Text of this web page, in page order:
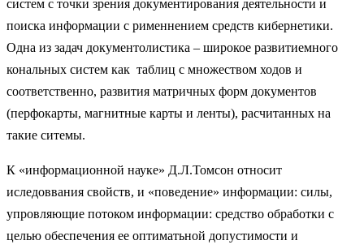
систем с точки зрения документирования деятельности и
поиска информации с рименнением средств кибернетики.
Одна из задач документолистика – широкое развитиемного
кональных систем как таблиц с множеством ходов и
соответственно, развития матричных форм документов
(перфокарты, магнитные карты и ленты), расчитанных на
такие ситемы.
К «информационной науке» Д.Л.Томсон относит
иследоввания свойств, и «поведение» информации: силы,
упровляющие потоком информации: средство обработки с
целью обеспечения ее оптиматьной допустимости и